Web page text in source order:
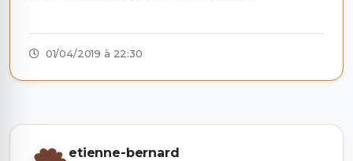
01/04/2019 à 22:30
etienne-bernard